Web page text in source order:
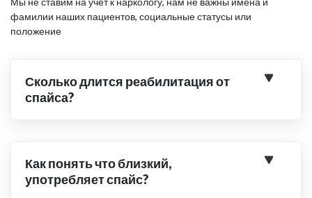
фамилии наших пациентов, социальные статусы или
положение
Сколько длится реабилитация от
спайса?
Как понять что близкий,
употребляет спайс?